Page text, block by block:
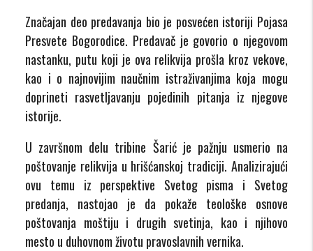
Značajan deo predavanja bio je posvećen istoriji Pojasa
Presvete Bogorodice. Predavač je govorio o njegovom
nastanku, putu koji je ova relikvija prošla kroz vekove,
kao i o najnovijim naučnim istraživanjima koja mogu
doprineti rasvetljavanju pojedinih pitanja iz njegove
istorije.
U završnom delu tribine Šarić je pažnju usmerio na
poštovanje relikvija u hrišćanskoj tradiciji. Analizirajući
ovu temu iz perspektive Svetog pisma i Svetog
predanja, nastojao je da pokaže teološke osnove
poštovanja moštiju i drugih svetinja, kao i njihovo
mesto u duhovnom životu pravoslavnih vernika.